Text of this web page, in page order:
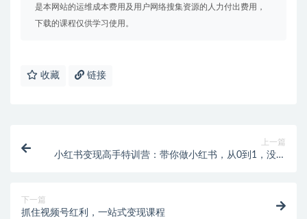
是本网站的运维成本费用及用户网络搜集资源的人力付出费用，
下载的课程仅供学习使用。
收藏 链接
上一篇
小红书变现高手特训营：带你做小红书，从0到1，没有
下一篇
抓住视频号红利，一站式变现课程